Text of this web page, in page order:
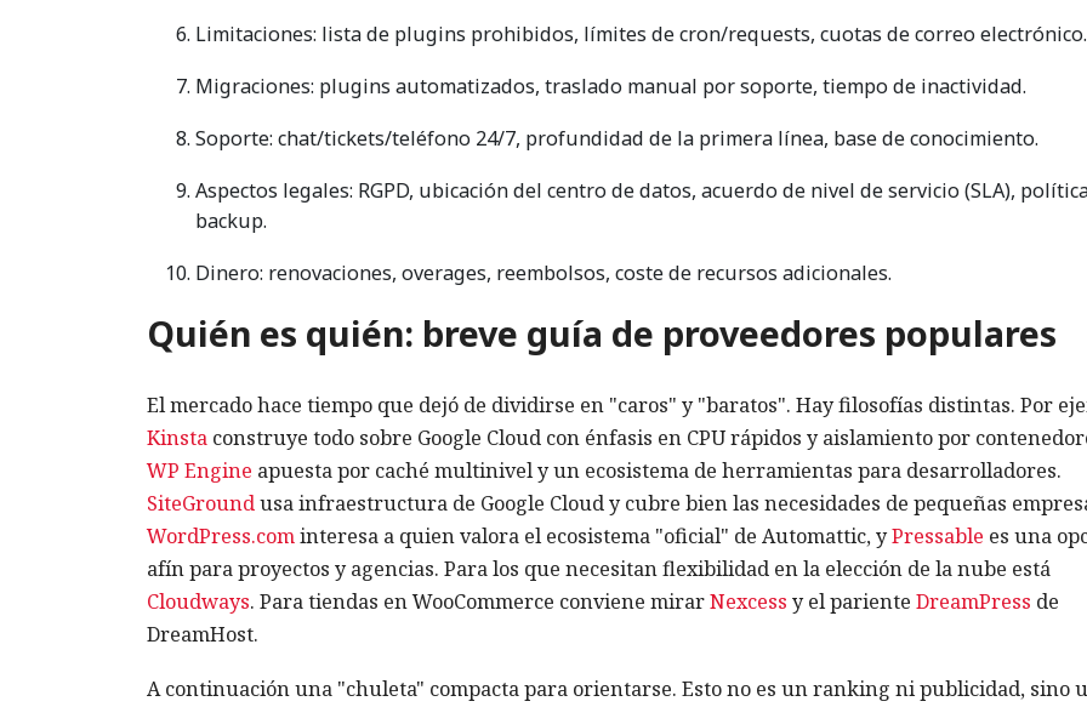
Limitaciones: lista de plugins prohibidos, límites de cron/requests, cuotas de correo electrónico.
Migraciones: plugins automatizados, traslado manual por soporte, tiempo de inactividad.
Soporte: chat/tickets/teléfono 24/7, profundidad de la primera línea, base de conocimiento.
Aspectos legales: RGPD, ubicación del centro de datos, acuerdo de nivel de servicio (SLA),
backup.
Dinero: renovaciones, overages, reembolsos, coste de recursos adicionales.
Quién es quién: breve guía de proveedores populares
El mercado hace tiempo que dejó de dividirse en "caros" y "baratos". Hay filosofías distintas. Por
Kinsta construye todo sobre Google Cloud con énfasis en CPU rápidos y aislamiento por
WP Engine apuesta por caché multinivel y un ecosistema de herramientas para desarrolladores.
SiteGroundusa infraestructura de Google Cloud y cubre bien las necesidades de pequeñas
WordPress.cominteresa a quien valora el ecosistema "oficial" de Automattic, yPressable es una
afín para proyectos y agencias. Para los que necesitan flexibilidad en la elección de la nube está
Cloudways. Para tiendas en WooCommerce conviene mirarNexcess y el pariente DreamPress de
DreamHost.
A continuación una "chuleta" compacta para orientarse. Esto no es un ranking ni publicidad, sino